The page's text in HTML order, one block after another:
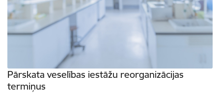
Pārskata veselības iestāžu reorganizācijas
termiņus